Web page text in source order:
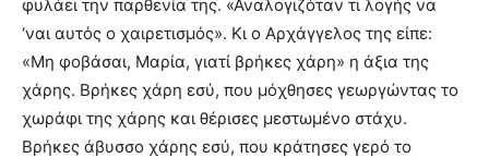
φυλάει την παρθενία της. «Αναλογιζόταν τι λογής να
‘ναι αυτός ο χαιρετισμός». Κι ο Αρχάγγελος της είπε:
«Μη φοβάσαι, Μαρία, γιατί βρήκες χάρη» η άξια της
χάρης. Βρήκες χάρη εσύ, που μόχθησες γεωργώντας το
χωράφι της χάρης και θέρισες μεστωμένο στάχυ.
Βρήκες άβυσσο χάρης εσύ, που κράτησες γερό το